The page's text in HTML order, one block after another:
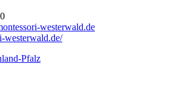
westerwald.de
westerwald.de/